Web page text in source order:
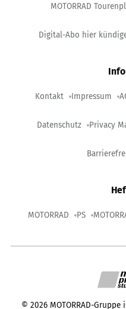
MOTORRAD
Digital-Abo hier
Kontakt Impressum
Datenschutz Privacy
MOTORRAD PS
© 2026 MOTORRAD-